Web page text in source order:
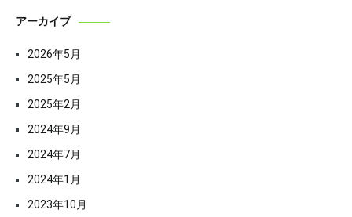
アーカイブ
2026年5月
2025年5月
2025年2月
2024年9月
2024年7月
2024年1月
2023年10月